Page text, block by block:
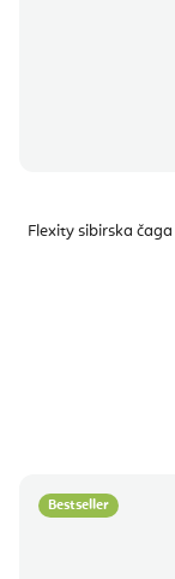
Flexity sibirska
Bestseller